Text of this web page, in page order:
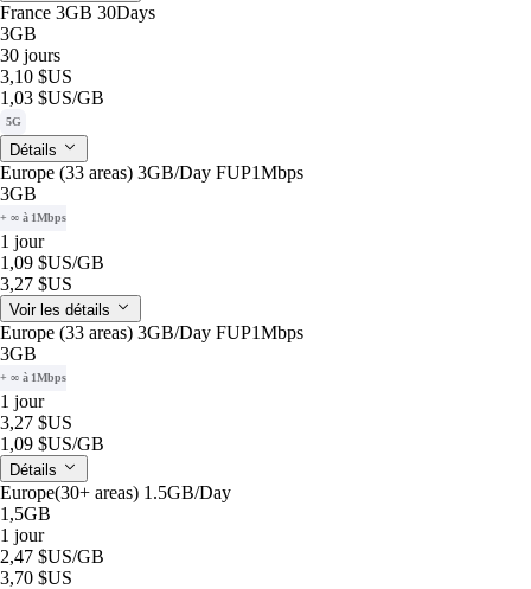
France 3GB 30Days
3GB
30 jours
3,10 $US
1,03 $US/GB
5G
Détails
Europe (33 areas) 3GB/Day FUP1Mbps
3GB
+ ∞ à 1Mbps
1 jour
1,09 $US/GB
3,27 $US
Voir les détails
Europe (33 areas) 3GB/Day FUP1Mbps
3GB
+ ∞ à 1Mbps
1 jour
3,27 $US
1,09 $US/GB
Détails
Europe(30+ areas) 1.5GB/Day
1,5GB
1 jour
2,47 $US/GB
3,70 $US